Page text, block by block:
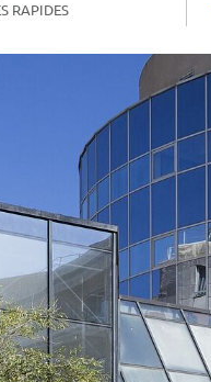
RAPIDES